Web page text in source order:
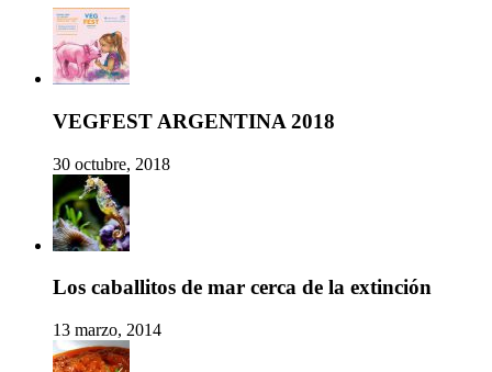
VEGFEST ARGENTINA 2018
30 octubre, 2018
Los caballitos de mar cerca de la extinción
13 marzo, 2014